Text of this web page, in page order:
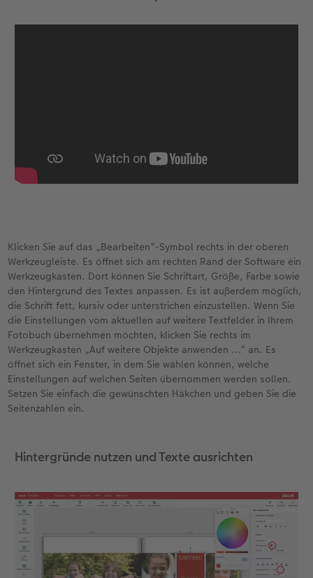
Klicken Sie auf das „Bearbeiten“-Symbol rechts in der oberen
Werkzeugleiste. Es öffnet sich am rechten Rand der Software ein
Werkzeugkasten. Dort können Sie Schriftart, Größe, Farbe sowie
den Hintergrund des Textes anpassen. Es ist außerdem möglich,
die Schrift fett, kursiv oder unterstrichen einzustellen. Wenn Sie
die Einstellungen vom aktuellen auf weitere Textfelder in Ihrem
Fotobuch übernehmen möchten, klicken Sie rechts im
Werkzeugkasten „Auf weitere Objekte anwenden ...“ an. Es
öffnet sich ein Fenster, in dem Sie wählen können, welche
Einstellungen auf welchen Seiten übernommen werden sollen.
Setzen Sie einfach die gewünschten Häkchen und geben Sie die
Seitenzahlen ein.
Hintergründe nutzen und Texte ausrichten